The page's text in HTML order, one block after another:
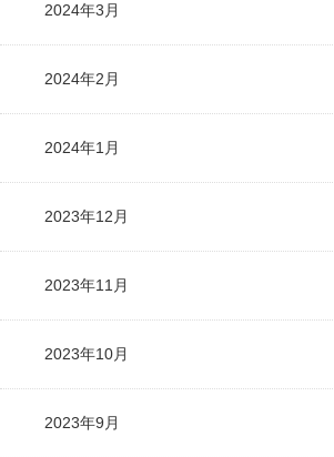
2024年3月
2024年2月
2024年1月
2023年12月
2023年11月
2023年10月
2023年9月